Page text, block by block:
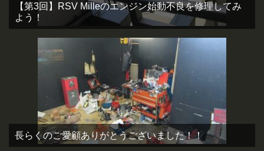
【第3回】RSV Milleのエンジン始動不良を修理してみ
よう！
長らくのご愛顧ありがとうございました！！